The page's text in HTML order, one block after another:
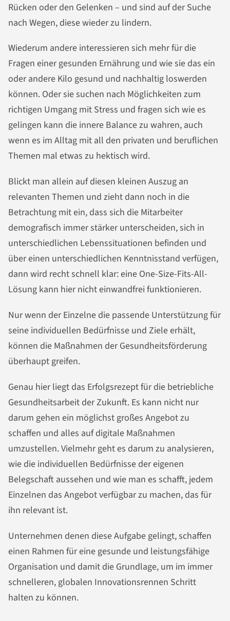
Rücken oder den Gelenken – und sind auf der Suche
nach Wegen, diese wieder zu lindern.
Wiederum andere interessieren sich mehr für die
Fragen einer gesunden Ernährung und wie sie das ein
oder andere Kilo gesund und nachhaltig loswerden
können. Oder sie suchen nach Möglichkeiten zum
richtigen Umgang mit Stress und fragen sich wie es
gelingen kann die innere Balance zu wahren, auch
wenn es im Alltag mit all den privaten und beruflichen
Themen mal etwas zu hektisch wird.
Blickt man allein auf diesen kleinen Auszug an
relevanten Themen und zieht dann noch in die
Betrachtung mit ein, dass sich die Mitarbeiter
demografisch immer stärker unterscheiden, sich in
unterschiedlichen Lebenssituationen befinden und
über einen unterschiedlichen Kenntnisstand verfügen,
dann wird recht schnell klar: eine One-Size-Fits-All-
Lösung kann hier nicht einwandfrei funktionieren.
Nur wenn der Einzelne die passende Unterstützung für
seine individuellen Bedürfnisse und Ziele erhält,
können die Maßnahmen der Gesundheitsförderung
überhaupt greifen.
Genau hier liegt das Erfolgsrezept für die betriebliche
Gesundheitsarbeit der Zukunft. Es kann nicht nur
darum gehen ein möglichst großes Angebot zu
schaffen und alles auf digitale Maßnahmen
umzustellen. Vielmehr geht es darum zu analysieren,
wie die individuellen Bedürfnisse der eigenen
Belegschaft aussehen und wie man es schafft, jedem
Einzelnen das Angebot verfügbar zu machen, das für
ihn relevant ist.
Unternehmen denen diese Aufgabe gelingt, schaffen
einen Rahmen für eine gesunde und leistungsfähige
Organisation und damit die Grundlage, um im immer
schnelleren, globalen Innovationsrennen Schritt
halten zu können.